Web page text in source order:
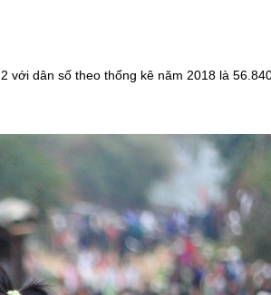
với dân số theo thống kê năm 2018 là